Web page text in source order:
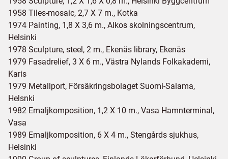
1958 Tiles-mosaic, 2,7 X 7 m., Kotka
1974 Painting, 1,8 X 3,6 m., Alkos skolningscentrum,
Helsinki
1978 Sculpture, steel, 2 m., Ekenäs library, Ekenäs
1979 Fasadrelief, 3 X 6 m., Västra Nylands Folkakademi,
Karis
1979 Metallport, Försäkringsbolaget Suomi-Salama,
Helsnki
1982 Emaljkomposition, 1,2 X 10 m., Vasa Hamnterminal,
Vasa
1989 Emaljkomposition, 6 X 4 m., Stengårds sjukhus,
Helsinki